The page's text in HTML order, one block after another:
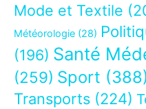
Mode et Textile
Météorologie (28)
(196) Santé
(259) Sport (388)
Transports (224)